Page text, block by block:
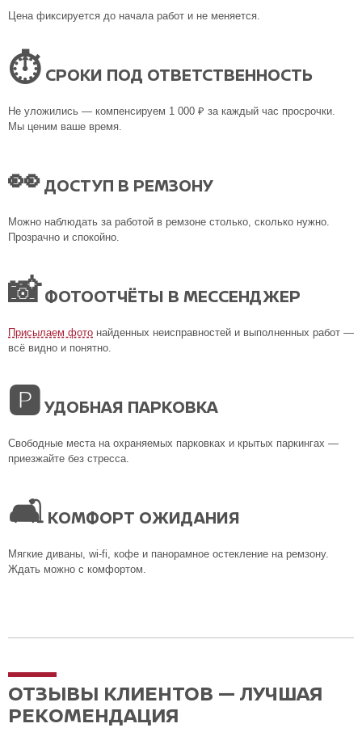
Цена фиксируется до начала работ и не меняется.
⏱ СРОКИ ПОД ОТВЕТСТВЕННОСТЬ
Не уложились — компенсируем 1 000 ₽ за каждый час просрочки.
Мы ценим ваше время.
👀ДОСТУП В РЕМЗОНУ
Можно наблюдать за работой в ремзоне столько, сколько нужно.
Прозрачно и спокойно.
📸 ФОТООТЧЁТЫ В МЕССЕНДЖЕР
Присылаем фото найденных неисправностей и выполненных работ —
всё видно и понятно.
🅿УДОБНАЯ ПАРКОВКА
Свободные места на охраняемых парковках и крытых паркингах —
приезжайте без стресса.
🛋 КОМФОРТ ОЖИДАНИЯ
Мягкие диваны, wi-fi, кофе и панорамное остекление на ремзону.
Ждать можно с комфортом.
ОТЗЫВЫ КЛИЕНТОВ — ЛУЧШАЯ
РЕКОМЕНДАЦИЯ